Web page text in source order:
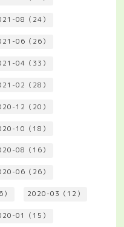
08（24）
06（26）
04（33）
02（28）
12（20）
10（18）
08（16）
06（26）
2020-03（12）
01（15）